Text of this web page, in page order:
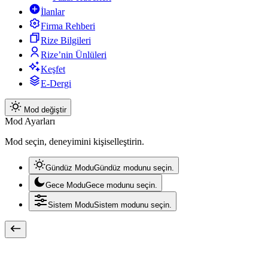
İlanlar
Firma Rehberi
Rize Bilgileri
Rize’nin Ünlüleri
Keşfet
E-Dergi
Mod değiştir
Mod Ayarları
Mod seçin, deneyimini kişiselleştirin.
Gündüz ModuGündüz modunu seçin.
Gece ModuGece modunu seçin.
Sistem ModuSistem modunu seçin.